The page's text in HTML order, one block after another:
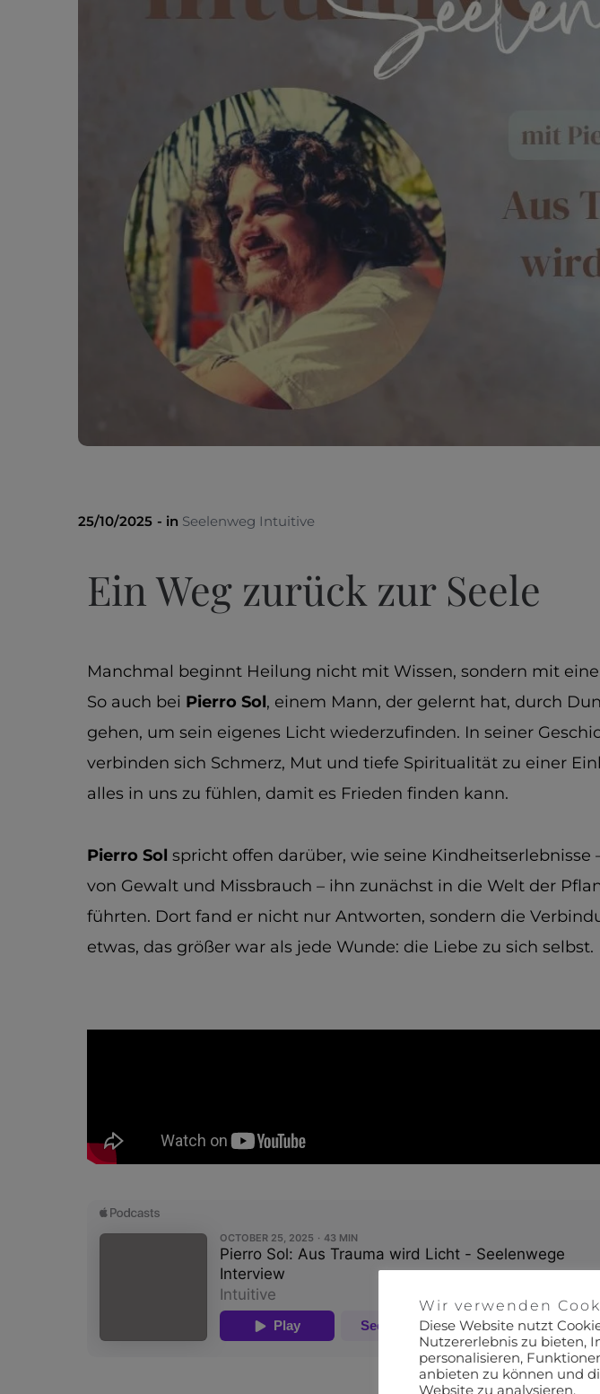
25/10/2025 in Seelenweg Intuitive
Ein Weg zurück zur Seele
Manchmal beginnt Heilung nicht mit Wissen, sondern mit
So auch bei Pierro Sol, einem Mann, der gelernt hat, durch
gehen, um sein eigenes Licht wiederzufinden. In seiner
verbinden sich Schmerz, Mut und tiefe Spiritualität zu einer
alles in uns zu fühlen, damit es Frieden finden kann.
Pierro Sol spricht offen darüber, wie seine Kindheitserlebnisse
von Gewalt und Missbrauch – ihn zunächst in die Welt der
führten. Dort fand er nicht nur Antworten, sondern die
etwas, das größer war als jede Wunde: die Liebe zu sich selbst.
Wir verwenden
Diese Website nutzt
Nutzererlebnis zu bieten,
personalisieren,
anbieten zu können und
Website zu analysieren.